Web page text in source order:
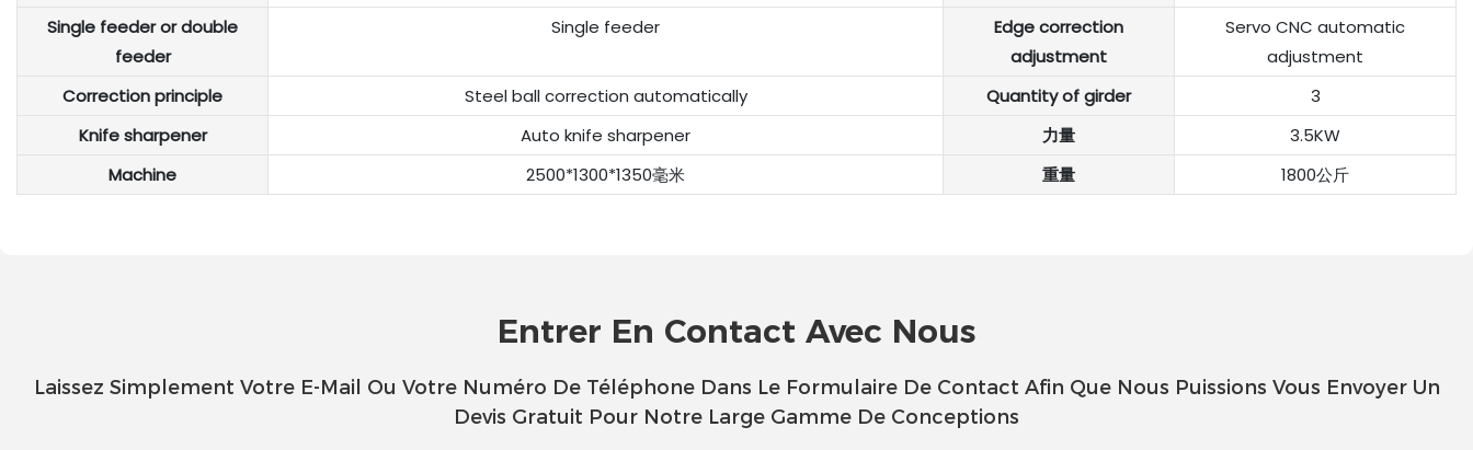
Single feeder or double
feeder
Single feeder
Edge correction
adjustment
Servo CNC automatic
adjustment
Correction principle
Steel ball correction automatically Quantity of girder
3
Knife sharpener
Auto knife sharpener 力量
3.5KW
Machine
2500*1300*1350毫米 重量 1800公斤
Entrer En Contact Avec Nous
Laissez Simplement Votre E-Mail Ou Votre Numéro De Téléphone Dans Le Formulaire De Contact Afin Que Nous Puissions Vous Envoyer Un
Devis Gratuit Pour Notre Large Gamme De Conceptions